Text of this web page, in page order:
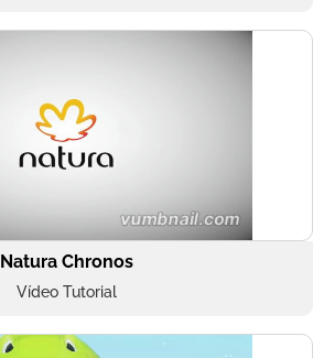
Natura Chronos
Vídeo Tutorial